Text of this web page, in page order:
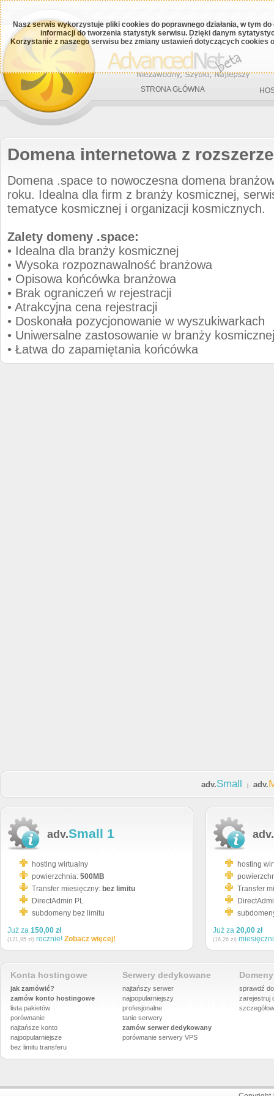
Nasz serwis wykorzystuje pliki cookies do poprawnego działania, w tym
informacji do tworzenia statystyk serwisu. Dzięki danym
Korzystanie z naszego serwisu bez zmiany ustawień dotyczących cookies
STRONA GŁÓWNA
Domena internetowa z
Domena .space to nowoczesna domena
roku. Idealna dla firm z branży kosmicznej,
tematyce kosmicznej i organizacji kosmicznych.
Zalety domeny .space:
• Idealna dla branży kosmicznej
• Wysoka rozpoznawalność branżowa
• Opisowa końcówka branżowa
• Brak ograniczeń w rejestracji
• Atrakcyjna cena rejestracji
• Doskonała pozycjonowanie w wyszukiwarkach
• Uniwersalne zastosowanie w branży kosmicznej
• Łatwa do zapamiętania końcówka
adv.Small adv.
adv.Small 1
hosting wirtualny
powierzchnia: 500MB
Transfer miesięczny: bez limitu
DirectAdmin PL
subdomeny bez limitu
Już za 150,00 zł
(121,95 zł) rocznie! Zobacz więcej!
adv.
hosting
Transfer
Już za 20,00 zł
(16,26 zł)
Konta hostingowe
jak zamówić?
zamów konto hostingowe
lista pakietów
porównanie
najtańsze konto
najpopularniejsze
bez limitu transferu
Serwery dedykowane
najtańszy serwer
najpopularniejszy
profesjonalne
tanie serwery
zamów serwer dedykowany
porównanie serwery VPS
sprawdź
zarejestruj